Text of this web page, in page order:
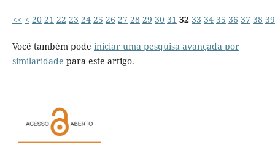
<< < 20 21 22 23 24 25 26 27 28 29 30 31 32 33 34 35 36 37 38 39
Você também pode iniciar uma pesquisa avançada por
similaridade para este artigo.